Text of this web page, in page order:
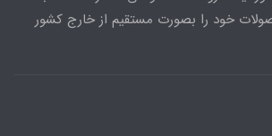
خود را بصورت مستقیم از خارج کشور